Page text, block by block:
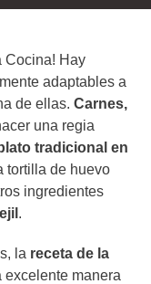
Cocina! Hay
adaptables a
de ellas. Carnes,
una regia
tradicional en
tortilla de huevo
ingredientes
.
la receta de la
excelente manera